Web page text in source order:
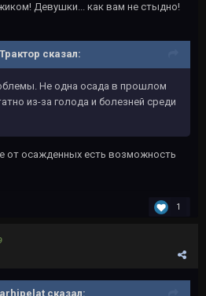
Девушки... как вам не стыдно!
сказал:
Не одна осада в прошлом
из-за голода и болезней среди
от осажденных есть возможность
1
arhipelat сказал: